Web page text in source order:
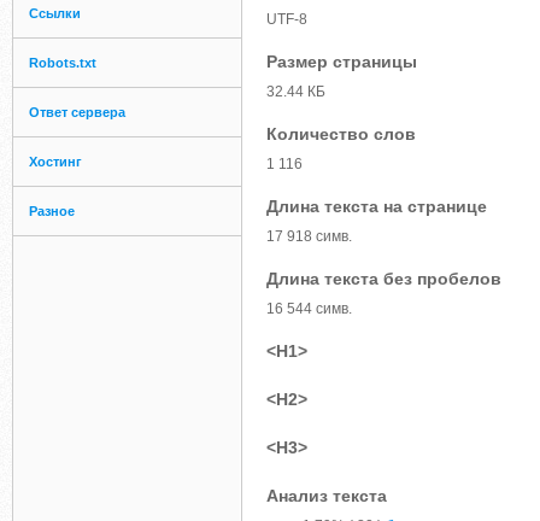
Ссылки
Robots.txt
Ответ сервера
Хостинг
Разное
UTF-8
Размер страницы
32.44 КБ
Количество слов
1 116
Длина текста на странице
17 918 симв.
Длина текста без пробелов
16 544 симв.
<H1>
<H2>
<H3>
Анализ текста